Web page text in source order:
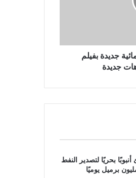
جديدة بفيلم
جديدة
بحريًا لتصدير النفط